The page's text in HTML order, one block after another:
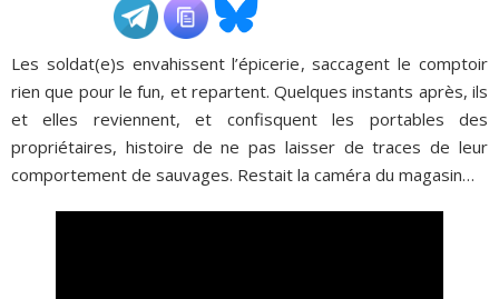
QUI SOMMES-NOUS ?
ADHÉSIONS, DONS, CONTACT
Les soldat(e)s envahissent l’épicerie, saccagent le comptoir
rien que pour le fun, et repartent. Quelques instants après, ils
et elles reviennent, et confisquent les portables des
propriétaires, histoire de ne pas laisser de traces de leur
comportement de sauvages. Restait la caméra du magasin…